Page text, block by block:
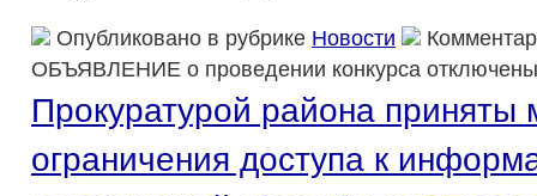
Опубликовано в рубрике Новости
ОБЪЯВЛЕНИЕ о проведении конкурса отключены
Прокуратурой района
ограничения доступа к